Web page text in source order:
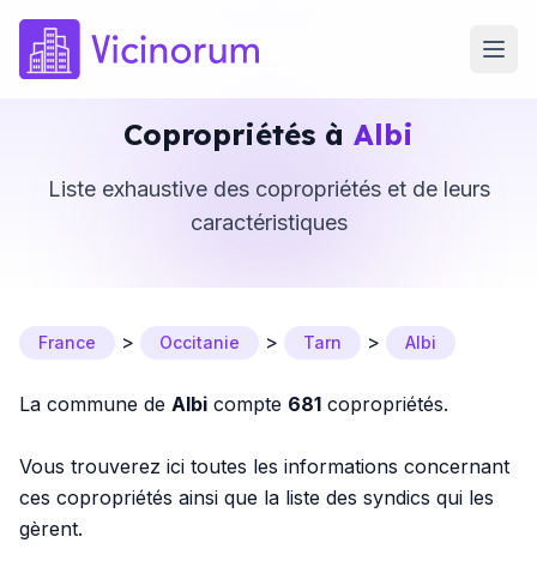
Copropriétés à Albi
Liste exhaustive des copropriétés et de leurs
caractéristiques
France > Occitanie > Tarn > Albi
La commune de Albi compte 681 copropriétés.
Vous trouverez ici toutes les informations concernant
ces copropriétés ainsi que la liste des syndics qui les
gèrent.